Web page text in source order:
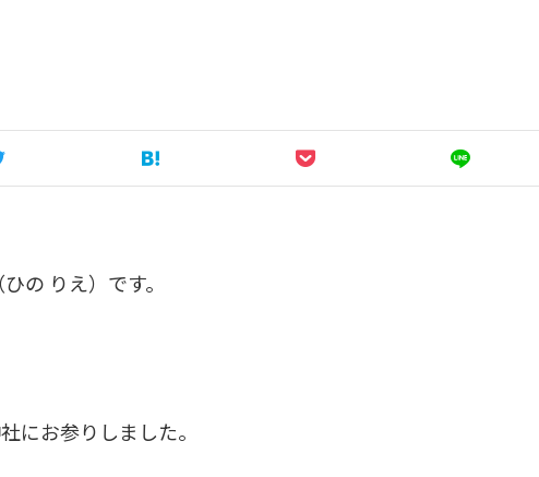
の りえ）です。
にお参りしました。